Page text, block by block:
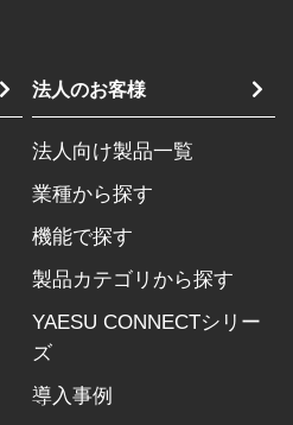
法人のお客様
法人向け製品一覧
業種から探す
機能で探す
製品カテゴリから探す
YAESU CONNECTシリー
ズ
導入事例